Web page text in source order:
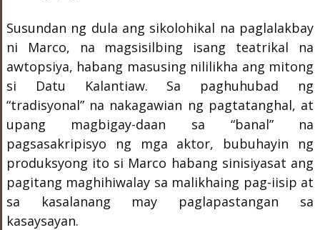
Susundan ng dula ang sikolohikal na paglalakbay
ni Marco, na magsisilbing isang teatrikal na
awtopsiya, habang masusing nililikha ang mitong
si Datu Kalantiaw. Sa paghuhubad ng
“tradisyonal” na nakagawian ng pagtatanghal, at
upang magbigay-daan sa “banal” na
pagsasakripisyo ng mga aktor, bubuhayin ng
produksyong ito si Marco habang sinisiyasat ang
pagitang maghihiwalay sa malikhaing pag-iisip at
sa kasalanang may paglapastangan sa
kasaysayan.